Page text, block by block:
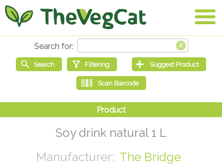
Soy drink natural 1 L
The Bridge